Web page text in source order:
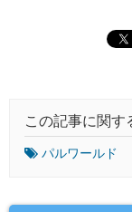
この記事に関す
パルワールド